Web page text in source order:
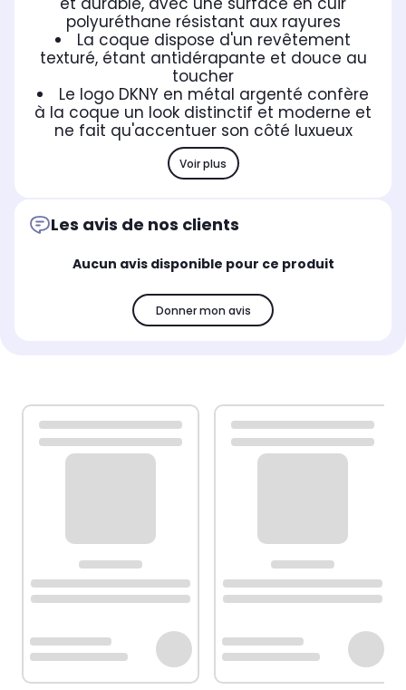
polyuréthane résistant aux rayures
La coque dispose d'un revêtement
texturé, étant antidérapante et douce au
toucher
Le logo DKNY en métal argenté confère
à la coque un look distinctif et moderne et
ne fait qu'accentuer son côté luxueux
Voir plus
Les avis de nos clients
Aucun avis disponible pour ce produit
Donner mon avis